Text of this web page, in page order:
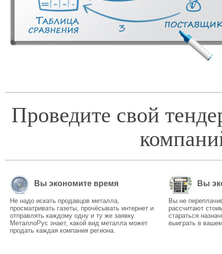
Проведите свой
Вы экономите время
Не надо искать продавцов металла,
просматривать газеты, прочёсывать интернет и
отправлять каждому одну и ту же заявку.
МеталлоРус знает, какой вид металла может
продать каждая компания региона.
Вы
Вы не
рассчитают
стараться
выиграть в